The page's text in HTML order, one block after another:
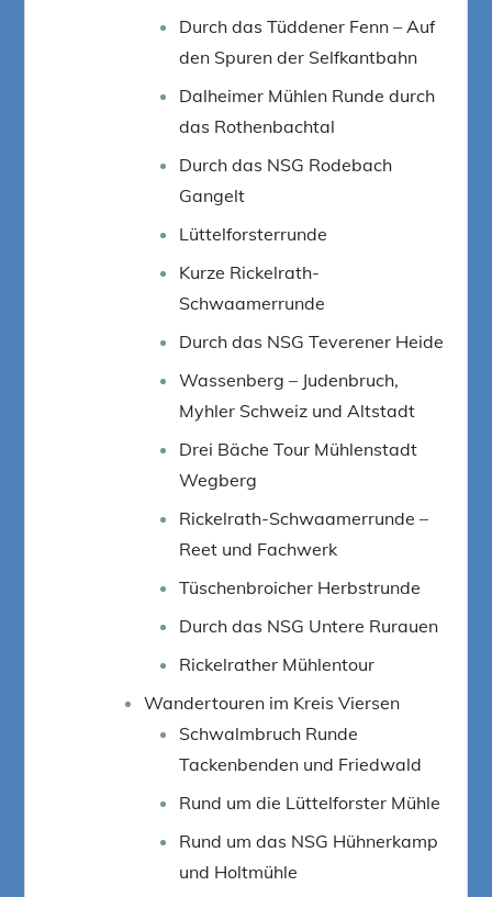
Durch das Tüddener Fenn – Auf
den Spuren der Selfkantbahn
Dalheimer Mühlen Runde durch
das Rothenbachtal
Durch das NSG Rodebach
Gangelt
Lüttelforsterrunde
Kurze Rickelrath-
Schwaamerrunde
Durch das NSG Teverener Heide
Wassenberg – Judenbruch,
Myhler Schweiz und Altstadt
Drei Bäche Tour Mühlenstadt
Wegberg
Rickelrath-Schwaamerrunde –
Reet und Fachwerk
Tüschenbroicher Herbstrunde
Durch das NSG Untere Rurauen
Rickelrather Mühlentour
Wandertouren im Kreis Viersen
Schwalmbruch Runde
Tackenbenden und Friedwald
Rund um die Lüttelforster Mühle
Rund um das NSG Hühnerkamp
und Holtmühle